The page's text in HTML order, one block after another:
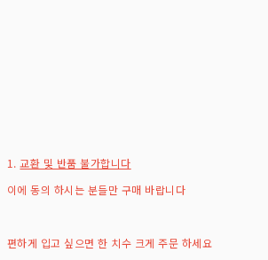
1.교환 및 반품 불가합니다
이에 동의 하시는 분들만 구매 바랍니다
편하게 입고 싶으면 한 치수 크게 주문 하세요